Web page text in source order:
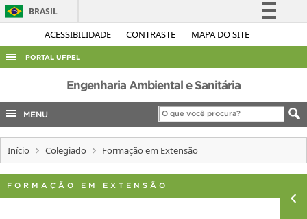
ACESSIBILIDADE CONTRASTE MAPA DO SITE
BRASIL
Simplifique!
Legislação
Canais
PORTAL UFPEL
ACESSO À INFORMAÇÃO
AUDITORIA
COBALTO
CONCURSOS
EDITAIS
INTERNACIONAL
Engenharia Ambiental e Sanitária
MENU
Início Colegiado Formação em Extensão
FORMAÇÃO EM EXTENSÃO